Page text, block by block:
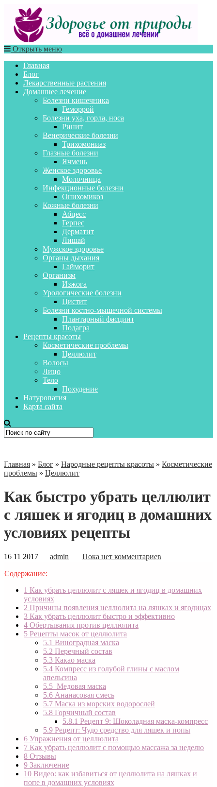
Открыть меню
Главная
Блог
Лекарственные растения
Домашнее лечение
Болезни кишечника
Геморрой
Болезни уха, горла, носа
Ринит
Венерические болезни
Трихомониаз
Глазные болезни
Ячмень
Женское здоровье
Молочница
Инфекционные болезни
Онихомикоз
Кожные болезни
Абцесс
Герпес
Дерматит
Лишай
Мужское здоровье
Органы дыхания
Гайморит
Организм
Изжога
Урологические болезни
Цистит
Болезни костно-мышечной системы
Плантарный фасциит
Подагра
Рецепты красоты
Косметические проблемы
Целлюлит
Волосы
Лицо
Тело
Похудение
Натуропатия
Карта сайта
Главная » Блог » Народные рецепты красоты » Косметические
проблемы » Целлюлит
Как быстро убрать целлюлит
с ляшек и ягодиц в домашних
условиях рецепты
16 11 2017 admin Пока нет комментариев
Содержание:
1 Как убрать целлюлит с ляшек и ягодиц в домашних
условиях
2 Причины появления целлюлита на ляшках и ягодицах
3 Как убрать целлюлит быстро и эффективно
4 Обертывания против целлюлита
5 Рецепты масок от целлюлита
5.1 Виноградная маска
5.2 Перечный состав
5.3 Какао маска
5.4 Компресс из голубой глины с маслом
апельсина
5.5 Медовая маска
5.6 Ананасовая смесь
5.7 Маска из морских водорослей
5.8 Горчичный состав
5.8.1 Рецепт 9: Шоколадная маска-компресс
5.9 Рецепт: Чудо средство для ляшек и попы
6 Упражнения от целлюлита
7 Как убрать целлюлит с помощью массажа за неделю
8 Отзывы
9 Заключение
10 Видео: как избавиться от целлюлита на ляшках и
попе в домашних условиях